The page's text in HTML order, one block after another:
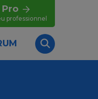
professionnel
Recherche